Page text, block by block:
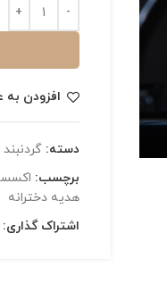
افزودن به
دسته: گردنبند
برچسب:
هدیه دخترانه
اشتراک گذاری: